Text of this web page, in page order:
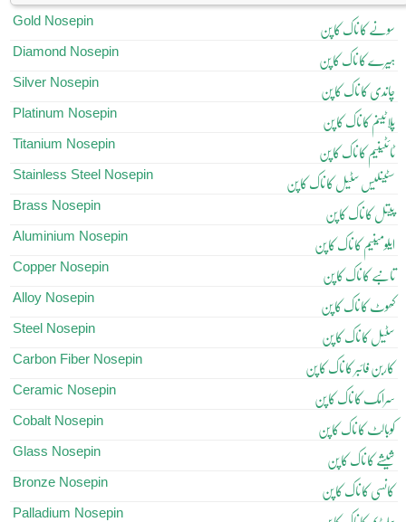
Gold Nosepin سونے کا ناک کا پن
Diamond Nosepin ہیرے کا ناک کا پن
Silver Nosepin چاندی کا ناک کا پن
Platinum Nosepin پلاٹینم کا ناک کا پن
Titanium Nosepin ٹائٹینیم کا ناک کا پن
Stainless Steel Nosepin سٹینلیس سٹیل کا ناک کا پن
Brass Nosepin پیتل کا ناک کا پن
Aluminium Nosepin ایلومینیم کا ناک کا پن
Copper Nosepin تانبے کا ناک کا پن
Alloy Nosepin کھوٹ کا ناک کا پن
Steel Nosepin سٹیل کا ناک کا پن
Carbon Fiber Nosepin کاربن فائبر کا ناک کا پن
Ceramic Nosepin سرامک کا ناک کا پن
Cobalt Nosepin کوبالٹ کا ناک کا پن
Glass Nosepin شیشے کا ناک کا پن
Bronze Nosepin کانسی کا ناک کا پن
Palladium Nosepin